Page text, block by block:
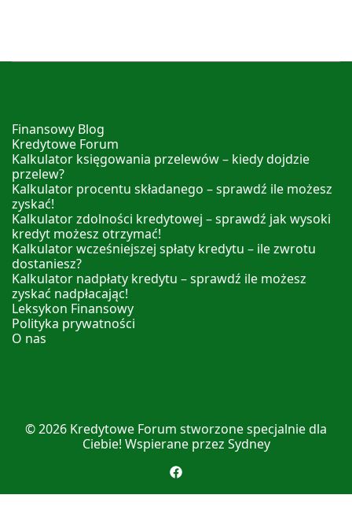
Finansowy Blog
Kredytowe Forum
Kalkulator księgowania przelewów – kiedy dojdzie
przelew?
Kalkulator procentu składanego – sprawdź ile możesz
zyskać!
Kalkulator zdolności kredytowej – sprawdź jak wysoki
kredyt możesz otrzymać!
Kalkulator wcześniejszej spłaty kredytu – ile zwrotu
dostaniesz?
Kalkulator nadpłaty kredytu – sprawdź ile możesz
zyskać nadpłacając!
Leksykon Finansowy
Polityka prywatności
O nas
© 2026 Kredytowe Forum stworzone specjalnie dla
Ciebie! Wspierane przez Sydney